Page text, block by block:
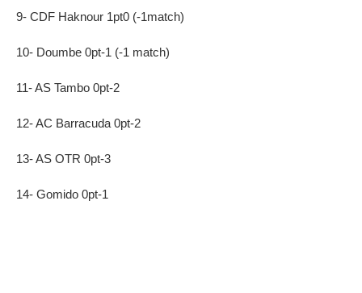
9- CDF Haknour 1pt0 (-1match)
10- Doumbe 0pt-1 (-1 match)
11- AS Tambo 0pt-2
12- AC Barracuda 0pt-2
13- AS OTR 0pt-3
14- Gomido 0pt-1